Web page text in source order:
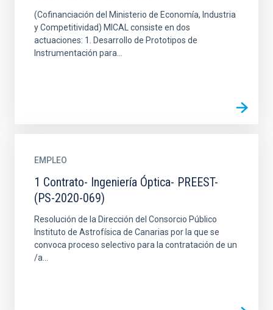
(Cofinanciación del Ministerio de Economía, Industria
y Competitividad) MICAL consiste en dos
actuaciones: 1. Desarrollo de Prototipos de
Instrumentación para...
EMPLEO
1 Contrato- Ingeniería Óptica- PREEST-
(PS-2020-069)
Resolución de la Dirección del Consorcio Público
Instituto de Astrofísica de Canarias por la que se
convoca proceso selectivo para la contratación de un
/a...